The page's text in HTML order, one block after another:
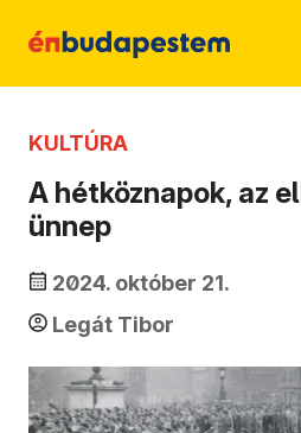
KULTÚRA
A hétköznapok, az
ünnep
2024. október 21.
Legát Tibor